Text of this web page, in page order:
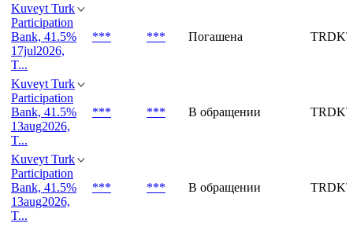
Kuveyt Turk
Participation
Bank, 41.5%
17jul2026,
T...
*** *** Погашена
Kuveyt Turk
Participation
Bank, 41.5%
13aug2026,
T...
*** *** В обращении
Kuveyt Turk
Participation
Bank, 41.5%
13aug2026,
T...
*** *** В обращении